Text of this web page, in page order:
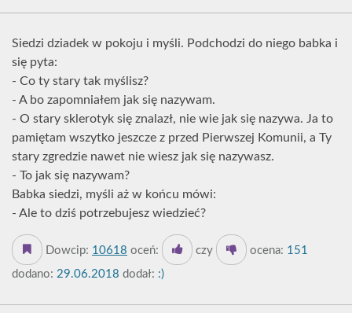
Siedzi dziadek w pokoju i myśli. Podchodzi do niego babka i
się pyta:
- Co ty stary tak myślisz?
- A bo zapomniałem jak się nazywam.
- O stary sklerotyk się znalazł, nie wie jak się nazywa. Ja to
pamiętam wszytko jeszcze z przed Pierwszej Komunii, a Ty
stary zgredzie nawet nie wiesz jak się nazywasz.
- To jak się nazywam?
Babka siedzi, myśli aż w końcu mówi:
- Ale to dziś potrzebujesz wiedzieć?
Dowcip: 10618 oceń: czy ocena: 151
dodano: 29.06.2018 dodał: :)